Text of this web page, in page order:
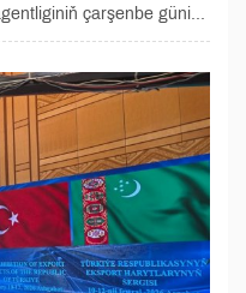
çarşenbe güni...